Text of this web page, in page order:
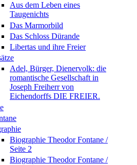
Aus dem Leben eines
Taugenichts
Das Marmorbild
Das Schloss Dürande
Libertas und ihre Freier
Adel, Bürger, Dienervolk: die
romantische Gesellschaft in
Joseph Freiherr von
Eichendorffs DIE FREIER.
Biographie Theodor Fontane /
Seite 2
Biographie Theodor Fontane /